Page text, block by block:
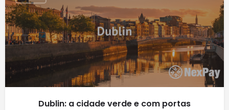
Dublin: a cidade verde e com portas